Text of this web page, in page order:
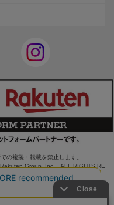
の複製・転載を禁止します。
Group, Inc. ALL RIGHTS RE